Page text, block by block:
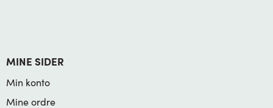
MINE SIDER
Min konto
Mine ordre